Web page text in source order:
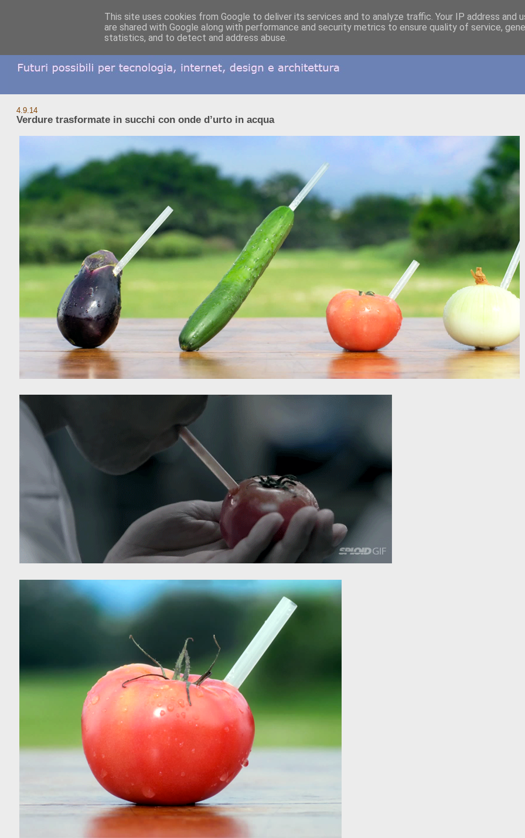
4.9.14
Verdure trasformate in succhi con onde d’urto in acqua
This site uses cookies from Google to deliver its services and to analyze traffic. Your IP address and
are shared with Google along with performance and security metrics to ensure quality of service,
statistics, and to detect and address abuse.